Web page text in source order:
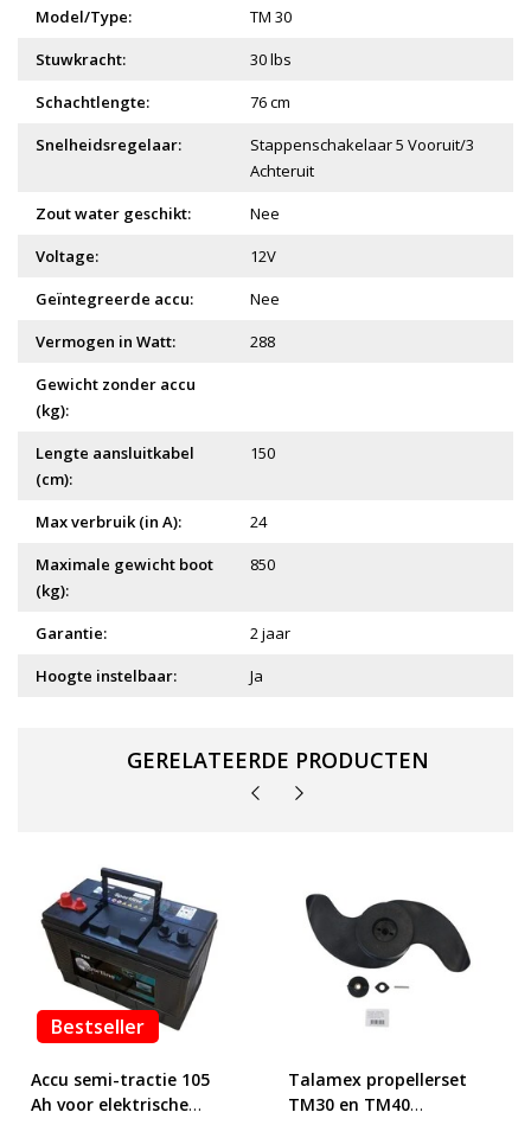
Model/Type:
TM 30
Stuwkracht:
30 lbs
Schachtlengte:
76 cm
Snelheidsregelaar:
Stappenschakelaar 5 Vooruit/3
Achteruit
Zout water geschikt:
Nee
Voltage:
12V
Geïntegreerde accu:
Nee
Vermogen in Watt:
288
Gewicht zonder accu
(kg):
Lengte aansluitkabel
(cm):
150
Max verbruik (in A):
24
Maximale gewicht boot
(kg):
850
Garantie:
2 jaar
Hoogte instelbaar:
Ja
GERELATEERDE PRODUCTEN
Bestseller
Accu semi-tractie 105
Ah voor elektrische
Talamex propellerset
TM30 en TM40